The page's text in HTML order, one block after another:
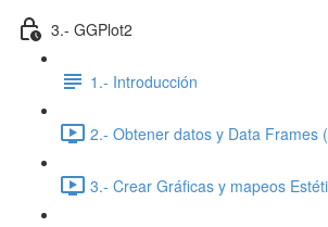
3.- GGPlot2
1.- Introducción
2.- Obtener datos y Data Frames
3.- Crear Gráficas y mapeos